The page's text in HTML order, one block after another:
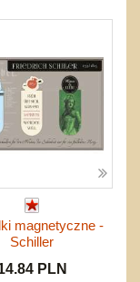
magnetyczne -
Schiller
PLN